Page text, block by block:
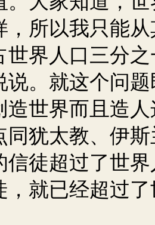
，所以我只能
世界人口三分
说。就这个问
造世界而且造
同犹太教、伊
信徒超过了世
，就已经超过